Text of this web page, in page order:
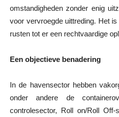
omstandigheden zonder enig
voor vervroegde uittreding. Het
rusten tot er een rechtvaardige
Een objectieve benadering
In de havensector hebben
onder andere de
controlesector, Roll on/Roll